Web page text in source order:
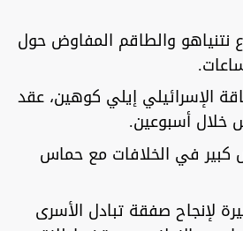
نتنياهو والطاقم المفاوض حول
الإسرائيلي إيلي كوهين، عقد
أسبوعين.
كبير في الخلافات مع حماس
لإنجاح صفقة تبادل الأسرى